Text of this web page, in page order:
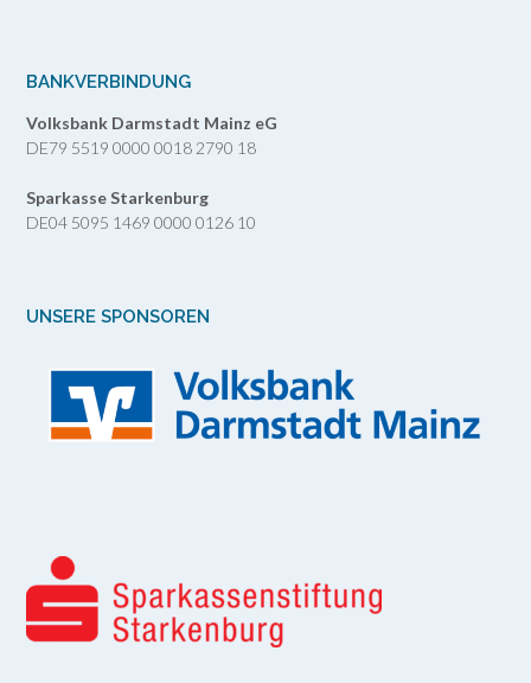
BANKVERBINDUNG
Volksbank Darmstadt Mainz eG
DE79 5519 0000 0018 2790 18
Sparkasse Starkenburg
DE04 5095 1469 0000 0126 10
UNSERE SPONSOREN